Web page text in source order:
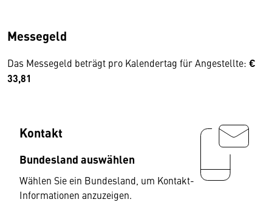
Messegeld
Das Messegeld beträgt pro Kalendertag für Angestellte: €
33,81
Kontakt
Bundesland auswählen
Wählen Sie ein Bundesland, um Kontakt-
Informationen anzuzeigen.